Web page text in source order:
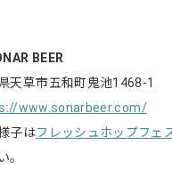
BEER
草市五和町鬼池1468-1
www.sonarbeer.com/
子はフレッシュホップフェ
。